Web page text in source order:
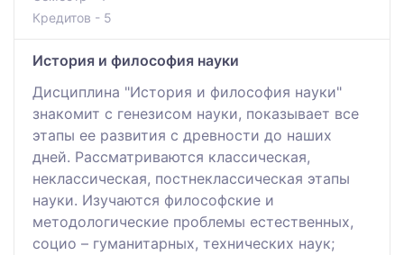
Кредитов - 5
История и философия науки
Дисциплина "История и философия науки"
знакомит с генезисом науки, показывает все
этапы ее развития с древности до наших
дней. Рассматриваются классическая,
неклассическая, постнеклассическая этапы
науки. Изучаются философские и
методологические проблемы естественных,
социо – гуманитарных, технических наук;